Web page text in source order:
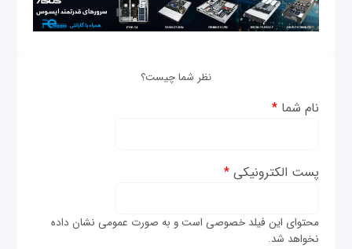
نظر شما چیست؟
نام شما*
پست الکترونیکی*
محتوای این فیلد خصوصی است و به صورت عمومی نشان داده
نخواهد شد.